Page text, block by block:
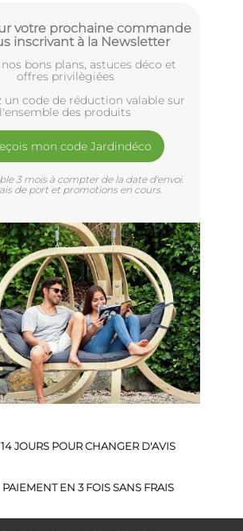
votre prochaine commande
inscrivant à la Newsletter
nos bons plans, astuces déco et
offres privilègiées
un code de réduction valable sur
l'ensemble des produits
mon code Jardindéco
3 mois à compter de la date d'envoi.
de port et promotions en cours.
14 JOURS POUR CHANGER D'AVIS
PAIEMENT EN 3 FOIS SANS FRAIS